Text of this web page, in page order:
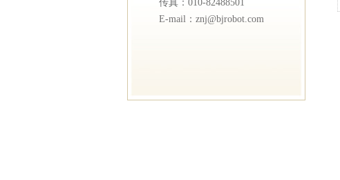
传真：010-82488501
E-mail：znj@bjrobot.com